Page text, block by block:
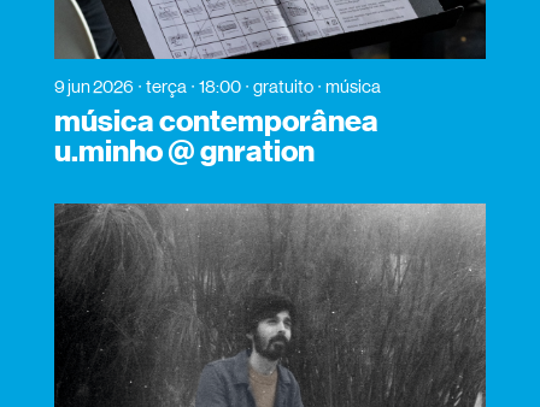
9 jun 2026 terça 18:00 gratuito música
música contemporânea
u.minho @ gnration